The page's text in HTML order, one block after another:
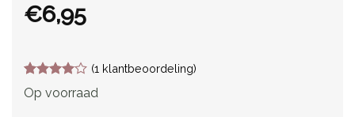
€6,95
Gewaardeerd
4op 5
1
(1 klantbeoordeling)
Op voorraad